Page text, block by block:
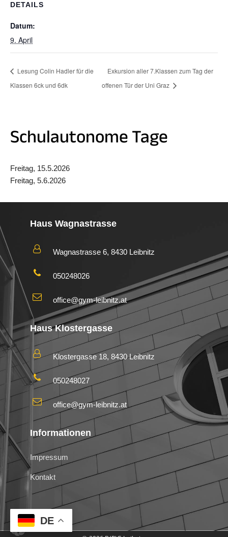
DETAILS
Datum:
9. April
Lesung Colin Hadler für die
Klassen 6ck und 6dk
Exkursion aller 7.Klassen zum Tag der
offenen Tür der Uni Graz
Schulautonome Tage
Freitag, 15.5.2026
Freitag, 5.6.2026
Haus Wagnastrasse
Wagnastrasse 6, 8430 Leibnitz
050248026
office@gym-leibnitz.at
Haus Klostergasse
Klostergasse 18, 8430 Leibnitz
050248027
office@gym-leibnitz.at
Informationen
Impressum
Kontakt
DE